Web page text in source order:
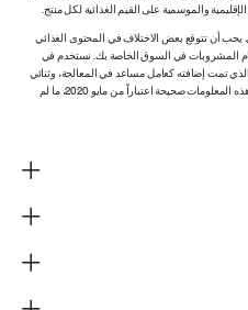
الإقليمية والموسمية على القيم الغذائية لكل منتج.
يجب أن تتوقع بعض الاختلاف في المحتوى الغذائي
المشروبات في السوق الخاصة بك. نستخدم في
تمت إضافته كعامل مساعد في المعالجة، وثنائي
ميثيل بولي سيلوكسين لتقليل تناثر الزيت عند الطهي. هذه المعلومات صحيحة اعتباراً من مايو 2020، ما لم